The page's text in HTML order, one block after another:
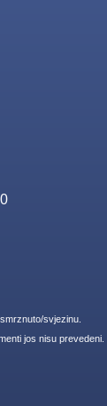
svjezinu.
jos nisu prevedeni.